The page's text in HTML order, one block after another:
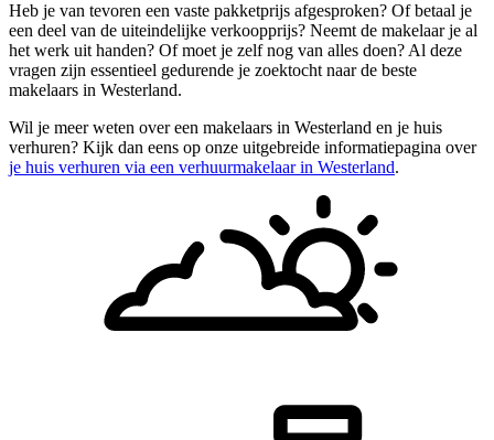
Heb je van tevoren een vaste pakketprijs afgesproken? Of betaal je
een deel van de uiteindelijke verkoopprijs? Neemt de makelaar je al
het werk uit handen? Of moet je zelf nog van alles doen? Al deze
vragen zijn essentieel gedurende je zoektocht naar de beste
makelaars in Westerland.
Wil je meer weten over een makelaars in Westerland en je huis
verhuren? Kijk dan eens op onze uitgebreide informatiepagina over
je huis verhuren via een verhuurmakelaar in Westerland.